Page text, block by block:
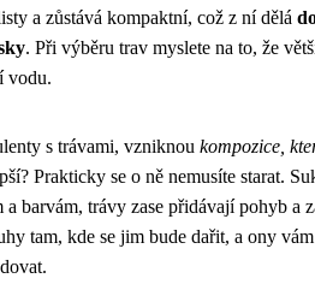
a zůstává kompaktní, což z ní dělá
. Při výběru trav myslete na to, že
vodu.
s trávami, vzniknou kompozice,
Prakticky se o ně nemusíte starat.
barvám, trávy zase přidávají pohyb a
tam, kde se jim bude dařit, a ony